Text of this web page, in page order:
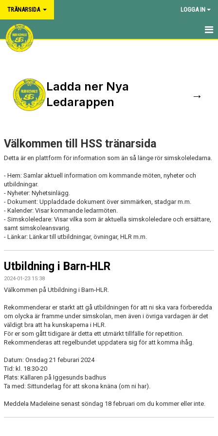
TRÄNARSIDA LOGGA IN
HEM
Ladda ner Nya
Ledarappen
→
Välkommen till HSS tränarsida
Detta är en plattform för information som än så länge rör simskoleledarna.
- Hem: Samlar aktuell information om kommande möten, nyheter och
utbildningar.
- Nyheter: Nyhetsinlägg.
- Dokument: Uppladdade dokument över simmärken, stadgar m.m.
- Kalender: Visar kommande ledarmöten.
- Simskoleledare: Visar vilka som är aktuella simskoleledare och ersättare,
samt simskoleansvarig.
- Länkar: Länkar till utbildningar, övningar, HLR m.m.
Utbildning i Barn-HLR
2024-01-23 15:38
Välkommen på Utbildning i Barn-HLR.
Rekommenderar er starkt att gå utbildningen för att ni ska vara förberedda
om olycka är framme under simskolan, men även i övriga vardagen är det
väldigt bra att ha kunskaperna i HLR.
För er som gått tidigare är detta ett utmärkt tillfälle för repetition.
Rekommenderas att regelbundet uppdatera sig för att komma ihåg.
Datum: Onsdag 21 feburari 2024
Tid: kl. 18.30-20
Plats: Källaren på Iggesunds badhus
Ta med: Sittunderlag för att skona knäna (om ni har).
Meddela Madeleine senast söndag 18 februari om du kommer eller inte.